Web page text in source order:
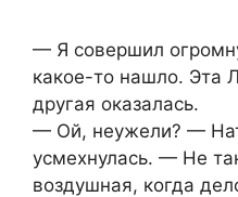
— Я совершил
какое-то нашло. Эта
другая оказалась.
— Ой, неужели? —
усмехнулась. — Не
воздушная, когда